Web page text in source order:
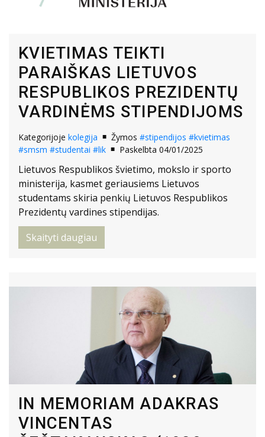
KVIETIMAS TEIKTI
PARAIŠKAS LIETUVOS
RESPUBLIKOS PREZIDENTŲ
VARDINĖMS STIPENDIJOMS
Kategorijoje kolegija Žymos #stipendijos #kvietimas
#smsm #studentai #lik Paskelbta 04/01/2025
Lietuvos Respublikos švietimo, mokslo ir sporto
ministerija, kasmet geriausiems Lietuvos
studentams skiria penkių Lietuvos Respublikos
Prezidentų vardines stipendijas.
Skaityti daugiau
IN MEMORIAM ADAKRAS
VINCENTAS